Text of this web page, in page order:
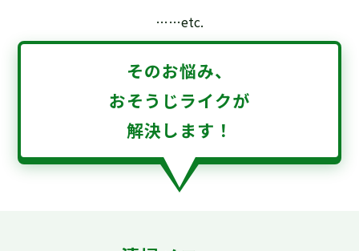
……etc.
そのお悩み、
おそうじライクが
解決します！